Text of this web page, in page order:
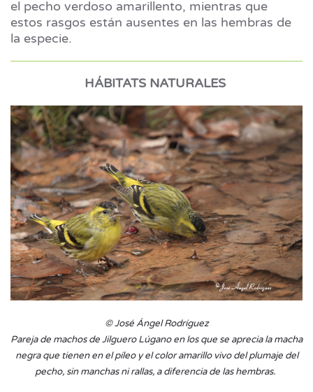
el pecho verdoso amarillento, mientras que
estos rasgos están ausentes en las hembras de
la especie.
HÁBITATS NATURALES
© José Ángel Rodríguez
Pareja de machos de Jilguero Lúgano en los que se aprecia la macha
negra que tienen en el píleo y el color amarillo vivo del plumaje del
pecho, sin manchas ni rallas, a diferencia de las hembras.